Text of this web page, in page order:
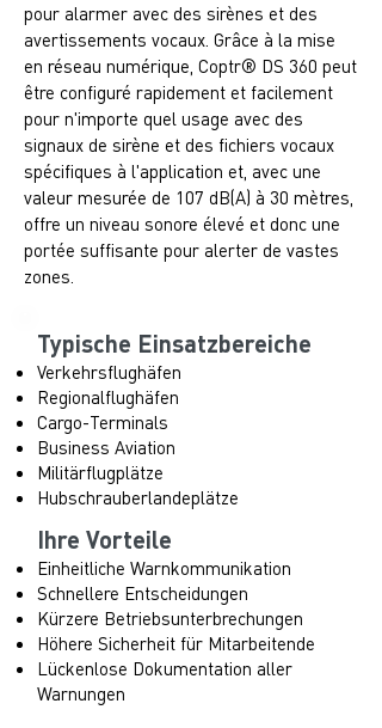
pour alarmer avec des sirènes et des
avertissements vocaux. Grâce à la mise
en réseau numérique, Coptr® DS 360 peut
être configuré rapidement et facilement
pour n'importe quel usage avec des
signaux de sirène et des fichiers vocaux
spécifiques à l'application et, avec une
valeur mesurée de 107 dB(A) à 30 mètres,
offre un niveau sonore élevé et donc une
portée suffisante pour alerter de vastes
zones.
Typische Einsatzbereiche
Verkehrsflughäfen
Regionalflughäfen
Cargo-Terminals
Business Aviation
Militärflugplätze
Hubschrauberlandeplätze
Ihre Vorteile
Einheitliche Warnkommunikation
Schnellere Entscheidungen
Kürzere Betriebsunterbrechungen
Höhere Sicherheit für Mitarbeitende
Lückenlose Dokumentation aller
Warnungen